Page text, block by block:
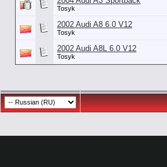
Tosyk
2002 Audi A8 6.0 V12
Tosyk
2002 Audi A8L 6.0 V12
Tosyk